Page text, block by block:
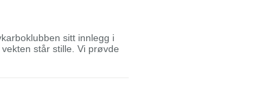
sitt innlegg i
står stille. Vi prøvde